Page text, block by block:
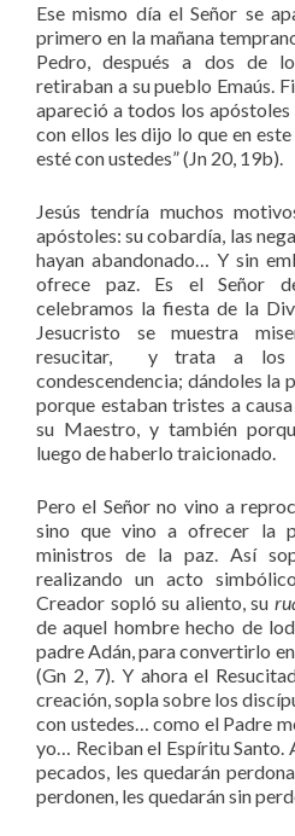
Ese mismo día el Señor se
primero en la mañana
Pedro, después a dos de
retiraban a su pueblo Emaús.
apareció a todos los
con ellos les dijo lo que en
esté con ustedes” (Jn 20, 19b).
Jesús tendría muchos
apóstoles: su cobardía, las
hayan abandonado… Y sin
ofrece paz. Es el Señor
celebramos la fiesta de la
Jesucristo se muestra
resucitar, y trata a los
condescendencia; dándoles la
porque estaban tristes a
su Maestro, y también
luego de haberlo traicionado.
Pero el Señor no vino a
sino que vino a ofrecer la
ministros de la paz. Así
realizando un acto
Creador sopló su aliento, su
de aquel hombre hecho de
padre Adán, para convertirlo
(Gn 2, 7). Y ahora el
creación, sopla sobre los
con ustedes… como el Padre
yo… Reciban el Espíritu Santo.
pecados, les quedarán
perdonen, les quedarán sin